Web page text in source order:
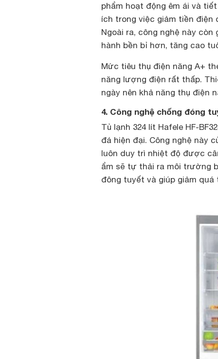
phẩm hoạt động êm ái và
ích trong việc giảm tiền điện
Ngoài ra, công nghệ này
hành bền bỉ hơn, tăng cao
Mức tiêu thụ điện năng A+
năng lượng điện rất thấp.
ngày nên khả năng thụ điện
4. Công nghệ chống đóng
Tủ lạnh 324 lít Hafele HF-
đá hiện đại. Công nghệ này
luôn duy trì nhiệt độ được
ẩm sẽ tự thải ra môi trường
đông tuyết và giúp giảm